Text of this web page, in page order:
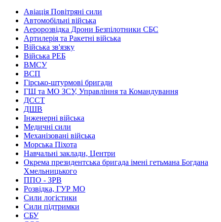
Авіація Повітряні сили
Автомобільні війська
Аеророзвідка Дрони Безпілотники СБС
Артилерія та Ракетні війська
Війська зв'язку
Війська РЕБ
ВМСУ
ВСП
Гірсько-штурмові бригади
ГШ та МО ЗСУ, Управління та Командування
ДССТ
ДШВ
Інженерні війська
Медичні сили
Механізовані війська
Морська Піхота
Навчальні заклади, Центри
Окрема президентська бригада імені гетьмана Богдана
Хмельницького
ППО - ЗРВ
Розвідка, ГУР МО
Сили логістики
Сили підтримки
СБУ